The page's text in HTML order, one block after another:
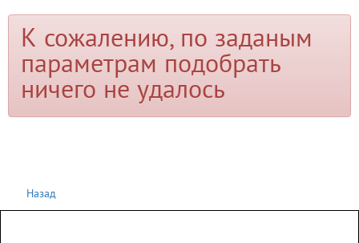
К сожалению, по заданым
параметрам подобрать
ничего не удалось
Назад